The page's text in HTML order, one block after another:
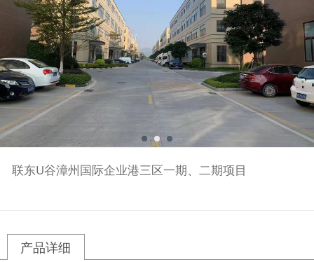
联东U谷漳州国际企业港三区一期、二期项目
产品详细